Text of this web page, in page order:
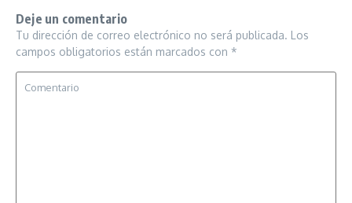
Deje un comentario
Tu dirección de correo electrónico no será publicada. Los
campos obligatorios están marcados con *